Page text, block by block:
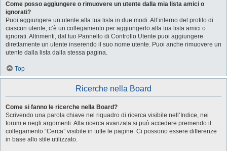
Come posso aggiungere o rimuovere un utente dalla mia lista amici o
ignorati?
Puoi aggiungere un utente alla tua lista in due modi. All’interno del profilo di
ciascun utente, c’è un collegamento per aggiungerlo alla tua lista amici o
ignorati. Altrimenti, dal tuo Pannello di Controllo Utente puoi aggiungere
direttamente un utente inserendo il suo nome utente. Puoi anche rimuovere un
utente dalla lista dalla stessa pagina.
Top
Ricerche nella Board
Come si fanno le ricerche nella Board?
Scrivendo una parola chiave nel riquadro di ricerca visibile nell’Indice, nei
forum e negli argomenti. Alla ricerca avanzata si può accedere premendo il
collegamento “Cerca” visibile in tutte le pagine. Ci possono essere differenze
in base allo stile utilizzato.